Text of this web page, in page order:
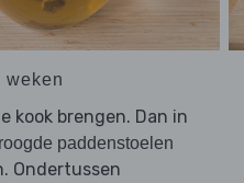
weken
kook brengen. Dan in
paddenstoelen
Ondertussen